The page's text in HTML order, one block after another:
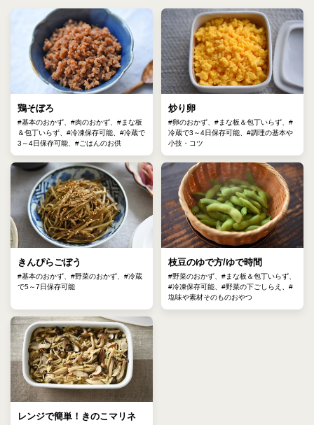
鶏そぼろ
#基本のおかず、#肉のおかず、#まな板
＆包丁いらず、#冷凍保存可能、#冷蔵で
3～4日保存可能、#ごはんのお供
炒り卵
#卵のおかず、#まな板＆包丁いらず、#
冷蔵で3～4日保存可能、#調理の基本や
小技・コツ
きんぴらごぼう
#基本のおかず、#野菜のおかず、#冷蔵
で5～7日保存可能
枝豆のゆで方/ゆで時間
#野菜のおかず、#まな板＆包丁いらず、
#冷凍保存可能、#野菜の下ごしらえ、#
塩味や素材そのものおやつ
レンジで簡単！きのこマリネ